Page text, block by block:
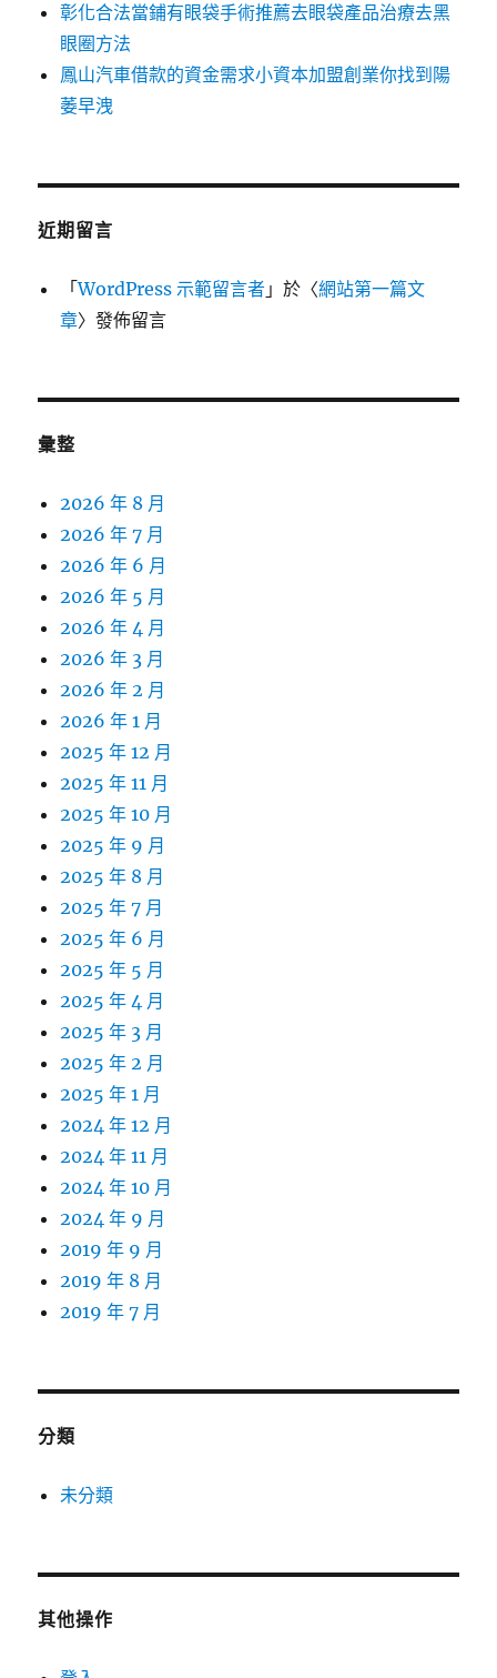
彰化合法當鋪有眼袋手術推薦去眼袋產品治療去黑
眼圈方法
鳳山汽車借款的資金需求小資本加盟創業你找到陽
萎早洩
近期留言
「WordPress 示範留言者 」於〈網站第一篇文
章〉發佈留言
彙整
2026 年 8 月
2026 年 7 月
2026 年 6 月
2026 年 5 月
2026 年 4 月
2026 年 3 月
2026 年 2 月
2026 年 1 月
2025 年 12 月
2025 年 11 月
2025 年 10 月
2025 年 9 月
2025 年 8 月
2025 年 7 月
2025 年 6 月
2025 年 5 月
2025 年 4 月
2025 年 3 月
2025 年 2 月
2025 年 1 月
2024 年 12 月
2024 年 11 月
2024 年 10 月
2024 年 9 月
2019 年 9 月
2019 年 8 月
2019 年 7 月
分類
未分類
其他操作